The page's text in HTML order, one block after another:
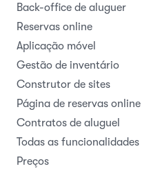
Back-office de aluguer
Reservas online
Aplicação móvel
Gestão de inventário
Construtor de sites
Página de reservas online
Contratos de aluguel
Todas as funcionalidades
Preços